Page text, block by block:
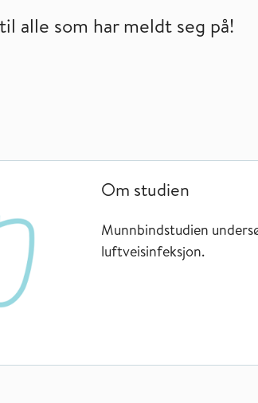
alle som har meldt seg på!
Om studien
Munnbindstudien
luftveisinfeksjon.